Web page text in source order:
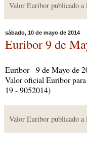
Valor Euribor publicado a
sábado, 10 de mayo de 2014
Euribor 9 de
Euribor - 9 de Mayo de
Valor oficial Euribor
19 - 9052014)
Valor Euribor publicado a